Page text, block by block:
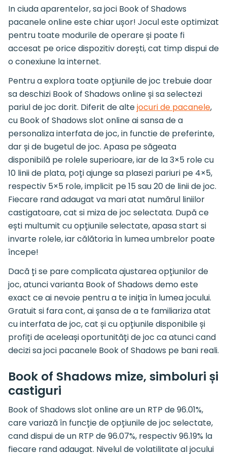
In ciuda aparentelor, sa joci Book of Shadows
pacanele online este chiar ușor! Jocul este optimizat
pentru toate modurile de operare și poate fi
accesat pe orice dispozitiv dorești, cat timp dispui de
o conexiune la internet.
Pentru a explora toate opțiunile de joc trebuie doar
sa deschizi Book of Shadows online și sa selectezi
pariul de joc dorit. Diferit de altejocuri de pacanele,
cu Book of Shadows slot online ai sansa de a
personaliza interfata de joc, in functie de preferinte,
dar și de bugetul de joc. Apasa pe săgeata
disponibilă pe rolele superioare, iar de la 3×5 role cu
10 linii de plata, poți ajunge sa plasezi pariuri pe 4×5,
respectiv 5×5 role, implicit pe 15 sau 20 de linii de joc.
Fiecare rand adaugat va mari atat numărul liniilor
castigatoare, cat si miza de joc selectata. După ce
ești multumit cu opțiunile selectate, apasa start si
invarte rolele, iar călătoria în lumea umbrelor poate
începe!
Dacă ți se pare complicata ajustarea opțiunilor de
joc, atunci varianta Book of Shadows demo este
exact ce ai nevoie pentru a te iniția în lumea jocului.
Gratuit si fara cont, ai șansa de a te familiariza atat
cu interfata de joc, cat și cu opțiunile disponibile și
profiți de aceleași oportunități de joc ca atunci cand
decizi sa joci pacanele Book of Shadows pe bani reali.
Book of Shadows mize, simboluri și
castiguri
Book of Shadows slot online are un RTP de 96.01%,
care variază în funcție de opțiunile de joc selectate,
cand dispui de un RTP de 96.07%, respectiv 96.19% la
fiecare rand adaugat. Nivelul de volatilitate al jocului